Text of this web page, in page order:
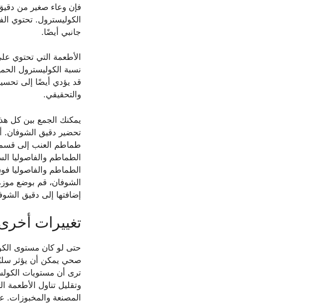
فإن وعاء صغير من
الكوليسترول. تحتوي
جانبي أيضًا.
الأطعمة التي تحتوي
نسبة الكوليسترول
والتحقيقي.
يمكنك الجمع بين كل
تحضير دقيق الشوفان.
طماطم العنب إلى
الطماطم والفاصوليا
الطماطم والفاصوليا
الشوفان، قم بوضع
إضافتها إلى دقيق
تغييرات
حتى لو كان مستوى
صحي يمكن أن يؤثر
ترى أن مستويات
وتقليل تناول الأطعمة
المصنعة والمخبوزات.